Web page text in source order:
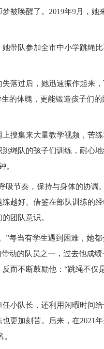
被唤醒了。2019年9月，她
带队参加全市中小学跳绳
落过后，她迅速振作起来
的体魄，更能锻造孩子们
搜集来大量教学视频，苦
绳队的孩子们训练，耐心
。
节奏，保持与身体的协调
越好。借鉴在部队训练的
团队意识。
”每当有学生遇到困难，她
动的队员之一，过去他成绩
而不断鼓励他：“跳绳不仅
小队长，还利用闲暇时间给
更加刻苦。后来，在2021